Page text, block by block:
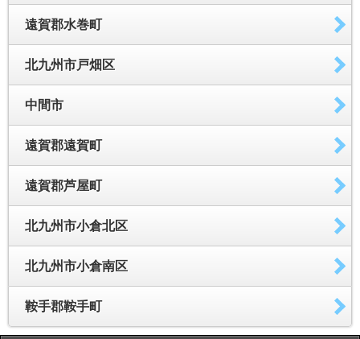
遠賀郡水巻町
北九州市戸畑区
中間市
遠賀郡遠賀町
遠賀郡芦屋町
北九州市小倉北区
北九州市小倉南区
鞍手郡鞍手町